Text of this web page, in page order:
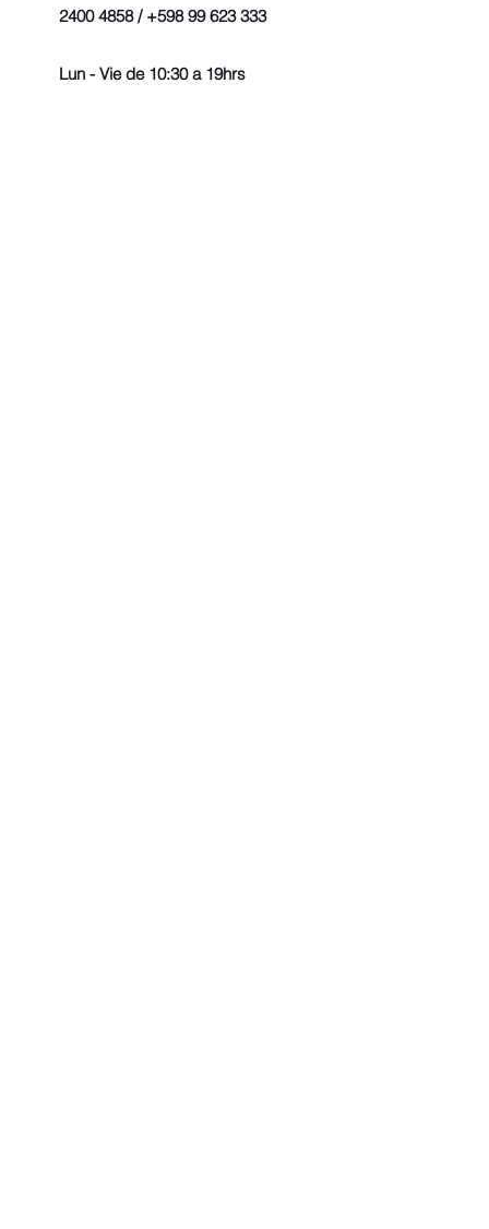
2400 4858 / +598 99 623 333
Lun - Vie de 10:30 a 19hrs